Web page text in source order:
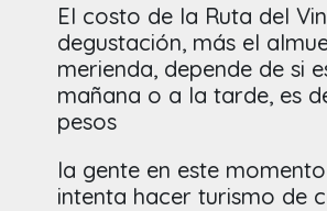
El costo de la Ruta del
degustación, más el
merienda, depende de si
mañana o a la tarde, es
pesos
la gente en este
intenta hacer turismo de